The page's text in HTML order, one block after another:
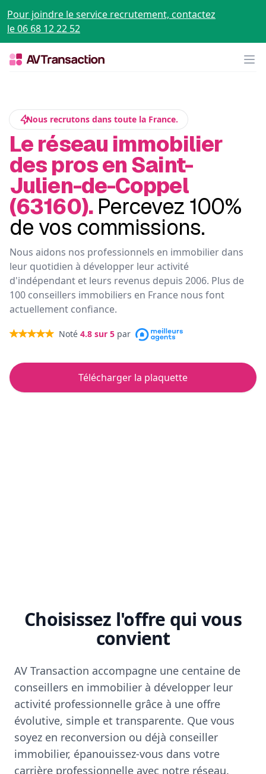
Pour joindre le service recrutement, contactez
le 06 68 12 22 52
Nous recrutons dans toute la France.
Le réseau immobilier
des pros en Saint-
Julien-de-Coppel
(63160). Percevez 100%
de vos commissions.
Nous aidons nos professionnels en immobilier dans
leur quotidien à développer leur activité
d'indépendant et leurs revenus depuis 2006. Plus de
100 conseillers immobiliers en France nous font
actuellement confiance.
Noté 4.8 sur 5 par
Télécharger la plaquette
Choisissez l'offre qui vous
convient
AV Transaction accompagne une centaine de
conseillers en immobilier à développer leur
activité professionnelle grâce à une offre
évolutive, simple et transparente. Que vous
soyez en reconversion ou déjà conseiller
immobilier, épanouissez-vous dans votre
carrière professionnelle avec notre réseau.